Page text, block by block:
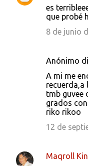
es
que probé
8 de junio
Anónimo
A mi me
recuerda,a
tmb guvee
grados
riko rikoo
12 de
Maqroll